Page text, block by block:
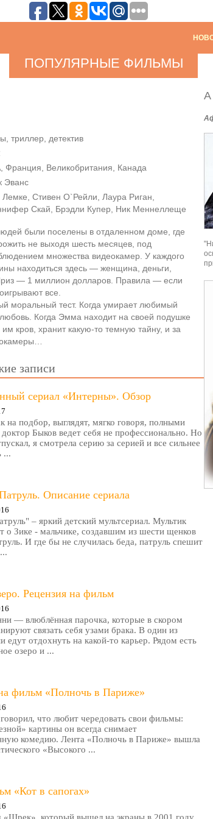
ПОПУЛЯРНЫЕ ФИЛЬМЫ
триллер, детектив
Великобритания, Канада
Эванс
Лемке, Стивен О`Рейли, Лаура Риган,
Скай, Брэдли Купер, Ник Меннеллеще
были поселены в отдаленном доме, где
не выходя шесть месяцев, под
множества видеокамер. У каждого
находиться здесь — женщина, деньги,
— 1 миллион долларов. Правила — если
все.
моральный тест. Когда умирает любимый
Когда Эмма находит на своей подушке
кров, хранит какую-то темную тайну, и за
записи
сериал «Интерны». Обзор
на подбор, выглядят, мягко говоря, полными
Быков ведет себя не профессионально. Но
я смотрела серию за серией и все сильнее
...
Описание сериала
– яркий детский мультсериал. Мультик
о Зике - мальчике, создавшим из шести щенков
И где бы не случилась беда, патруль спешит
Рецензия на фильм
— влюблённая парочка, которые в скором
связать себя узами брака. В один из
едут отдохнуть на какой-то карьер. Рядом есть
озеро и ...
фильм «Полночь в Париже»
что любит чередовать свои фильмы:
картины он всегда снимает
комедию. Лента «Полночь в Париже» вышла
«Высокого ...
«Кот в сапогах»
А